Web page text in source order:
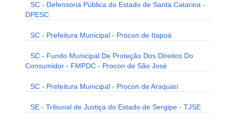
SC - Defensoria Pública do Estado de Santa Catarina -
DPESC
SC - Prefeitura Municipal - Procon de Itapoá
SC - Fundo Municipal De Proteção Dos Direitos Do
Consumidor - FMPDC - Procon de São José
SC - Prefeitura Municipal - Procon de Araquari
SE - Tribunal de Justiça do Estado de Sergipe - TJSE